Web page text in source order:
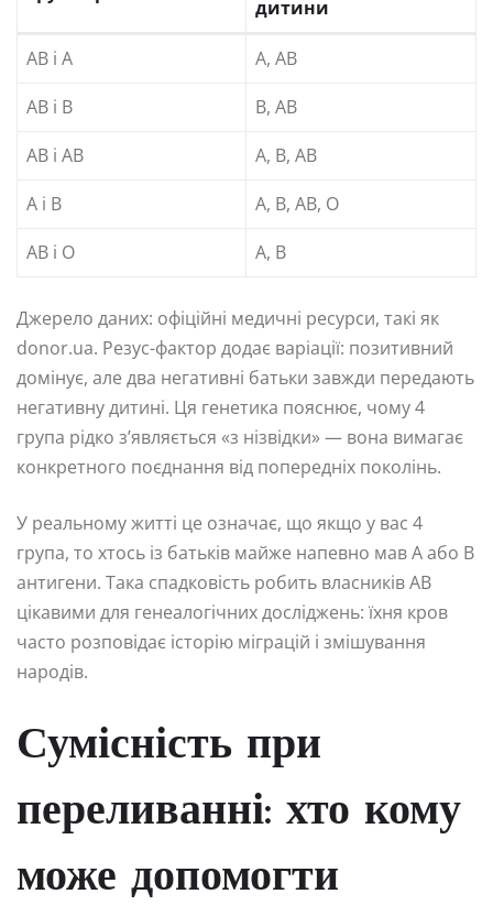
дитини
AB і A
A, AB
AB і B
B, AB
AB і AB
A, B, AB
A і B
A, B, AB, O
AB і O
A, B
Джерело даних: офіційні медичні ресурси, такі як
donor.ua. Резус-фактор додає варіації: позитивний
домінує, але два негативні батьки завжди передають
негативну дитині. Ця генетика пояснює, чому 4
група рідко з’являється «з нізвідки» — вона вимагає
конкретного поєднання від попередніх поколінь.
У реальному житті це означає, що якщо у вас 4
група, то хтось із батьків майже напевно мав А або В
антигени. Така спадковість робить власників AB
цікавими для генеалогічних досліджень: їхня кров
часто розповідає історію міграцій і змішування
народів.
Сумісність при
переливанні: хто кому
може допомогти